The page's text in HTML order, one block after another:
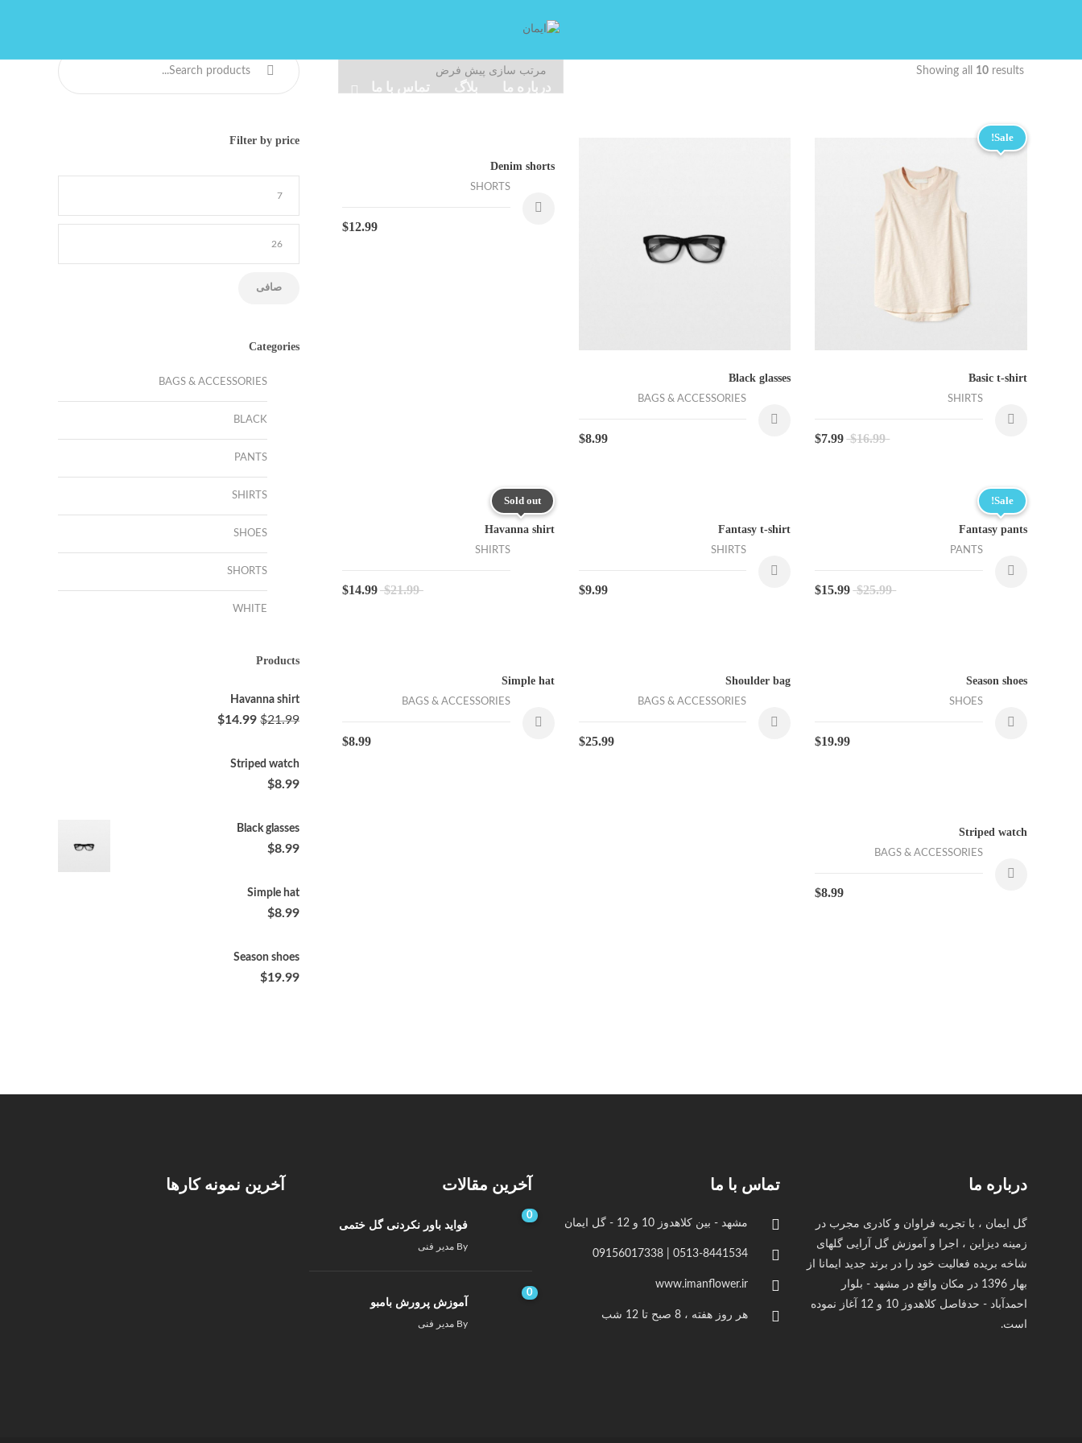
درباره ما بلاگ تماس با ما
Showing all 10 results
Sale!
Basic t-shirt
SHIRTS
$16.99
$7.99
Black glasses
BAGS & ACCESSORIES
$8.99
Denim shorts
SHORTS
$12.99
Sale!
Fantasy pants
PANTS
$25.99
$15.99
Fantasy t-shirt
SHIRTS
$9.99
Sold out
Havanna shirt
SHIRTS
$21.99
$14.99
Season shoes
SHOES
$19.99
Shoulder bag
BAGS & ACCESSORIES
$25.99
Simple hat
BAGS & ACCESSORIES
$8.99
Striped watch
BAGS & ACCESSORIES
$8.99
Filter by price
صافی
Categories
BAGS & ACCESSORIES
BLACK
PANTS
SHIRTS
SHOES
SHORTS
WHITE
Products
Havanna shirt
$21.99
$14.99
Striped watch
$8.99
Black glasses
$8.99
Simple hat
$8.99
Season shoes
$19.99
درباره ما
گل ایمان ، با تجربه فراوان و کادری مجرب در
زمینه دیزاین ، اجرا و آموزش گل آرایی گلهای
شاخه بریده فعالیت خود را در برند جدید ایمانا از
بهار 1396 در مکان واقع در مشهد - بلوار
احمدآباد - حدفاصل کلاهدوز 10 و 12 آغاز نموده
است.
تماس با ما
مشهد - بین کلاهدوز 10 و 12 - گل ایمان
0513-8441534 | 09156017338
www.imanflower.ir
هر روز هفته ، 8 صبح تا 12 شب
آخرین مقالات
0
فواید باور نکردنی گل ختمی
By مدیر فنی
0
آموزش پرورش بامبو
By مدیر فنی
آخرین نمونه کارها